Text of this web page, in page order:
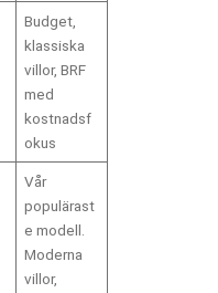
Budget,
klassiska
villor, BRF
med
kostnadsf
okus
Vår
populärast
e modell.
Moderna
villor,